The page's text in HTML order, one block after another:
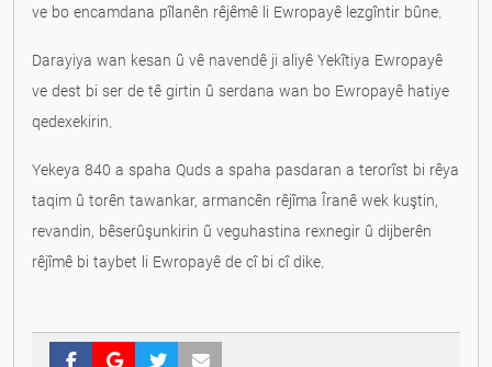
ve bo encamdana pîlanên rêjêmê li Ewropayê lezgîntir bûne.
Darayiya wan kesan û vê navendê ji aliyê Yekîtiya Ewropayê
ve dest bi ser de tê girtin û serdana wan bo Ewropayê hatiye
qedexekirin.
Yekeya 840 a spaha Quds a spaha pasdaran a terorîst bi rêya
taqim û torên tawankar, armancên rêjîma Îranê wek kuştin,
revandin, bêserûşunkirin û veguhastina rexnegir û dijberên
rêjîmê bi taybet li Ewropayê de cî bi cî dike.